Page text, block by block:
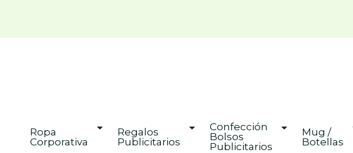
Ropa
Corporativa
Regalos
Publicitarios
Confección
Bolsos
Publicitarios
Mug /
Botellas